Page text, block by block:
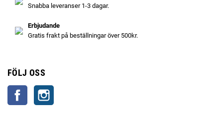
Snabba leveranser 1-3 dagar.
Erbjudande
Gratis frakt på beställningar över 500kr.
FÖLJ OSS
Facebook